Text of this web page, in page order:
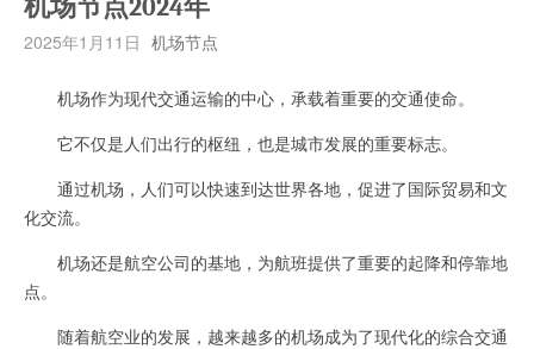
机场节点2024年
2025年1月11日 机场节点
机场作为现代交通运输的中心，承载着重要的交通使命。
它不仅是人们出行的枢纽，也是城市发展的重要标志。
通过机场，人们可以快速到达世界各地，促进了国际贸易和文
化交流。
机场还是航空公司的基地，为航班提供了重要的起降和停靠地
点。
随着航空业的发展，越来越多的机场成为了现代化的综合交通